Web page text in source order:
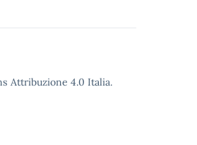
Attribuzione 4.0 Italia.